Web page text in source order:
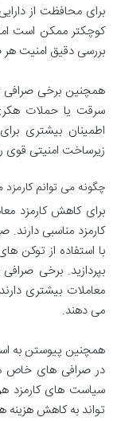
برای محافظت از
کوچکتر ممکن است
بررسی دقیق امنیت هر
همچنین برخی صرافی
سرقت یا حملات
اطمینان بیشتری
زیرساخت امنیتی
چگونه می توانم
برای کاهش کارمزد
کارمزد مناسبی دارند.
بپردازید. برخی
معاملات بیشتری
می دهند.
همچنین پیوستن به
در صرافی های خاص
سیاست های کارمزد
تواند به کاهش